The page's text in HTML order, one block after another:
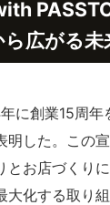
広がる未
に創業15周年
明した。この
とお店づくり
大化する取り